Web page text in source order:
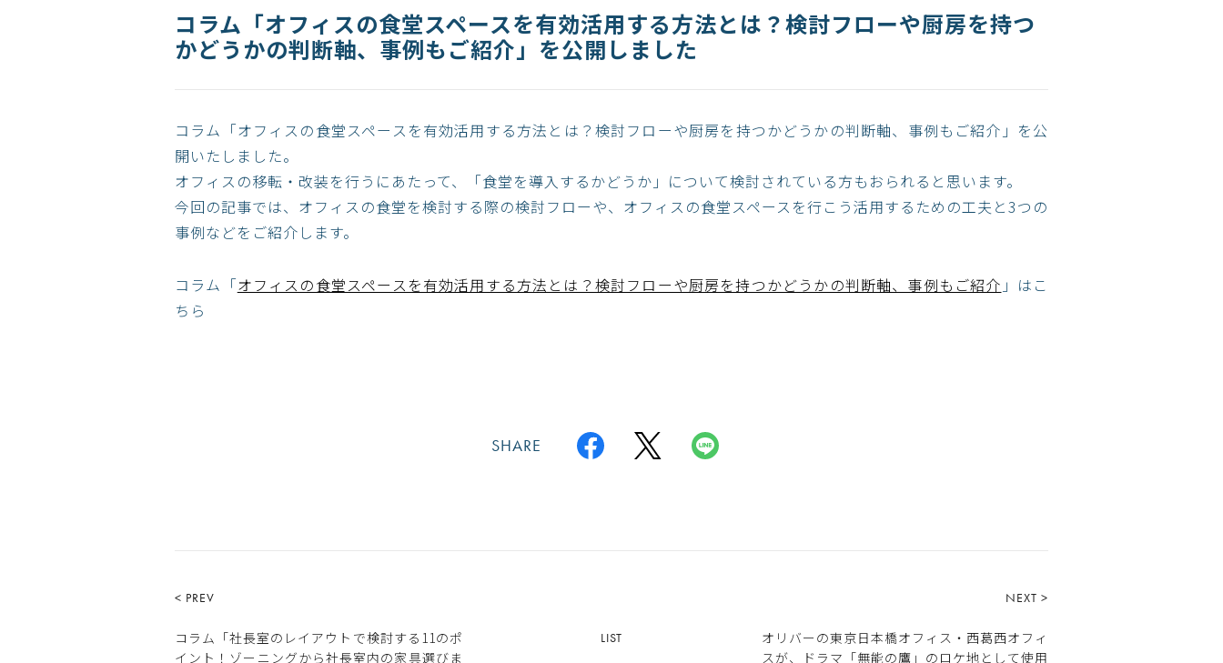
コラム「オフィスの食堂スペースを有効活用する方法とは？検討フローや厨房を持つ
かどうかの判断軸、事例もご紹介」を公開しました
コラム「オフィスの食堂スペースを有効活用する方法とは？検討フローや厨房を持つかどうかの判断軸、事例もご紹介」を公
開いたしました。​
オフィスの移転・改装を行うにあたって、「食堂を導入するかどうか」について検討されている方もおられると思います。
今回の記事では、オフィスの食堂を検討する際の検討フローや、オフィスの食堂スペースを行こう活用するための工夫と3つの
事例などをご紹介します。
コラム「オフィスの食堂スペースを有効活用する方法とは？検討フローや厨房を持つかどうかの判断軸、事例もご紹介​ 」はこ
ちら
SHARE
< PREV
コラム「社長室のレイアウトで検討する11のポ
イント！ゾーニングから社長室内の家具選びま
LIST
NEXT >
オリバーの東京日本橋オフィス・西葛西オフィ
スが、ドラマ「無能の鷹」のロケ地として使用